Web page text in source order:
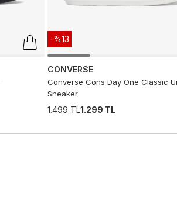
-%13
CONVERSE
Converse Cons Day One Classic
Sneaker
1.499 TL1.299 TL